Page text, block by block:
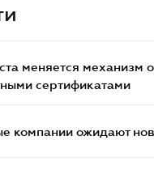
меняется
сертификатами
компании ожидают